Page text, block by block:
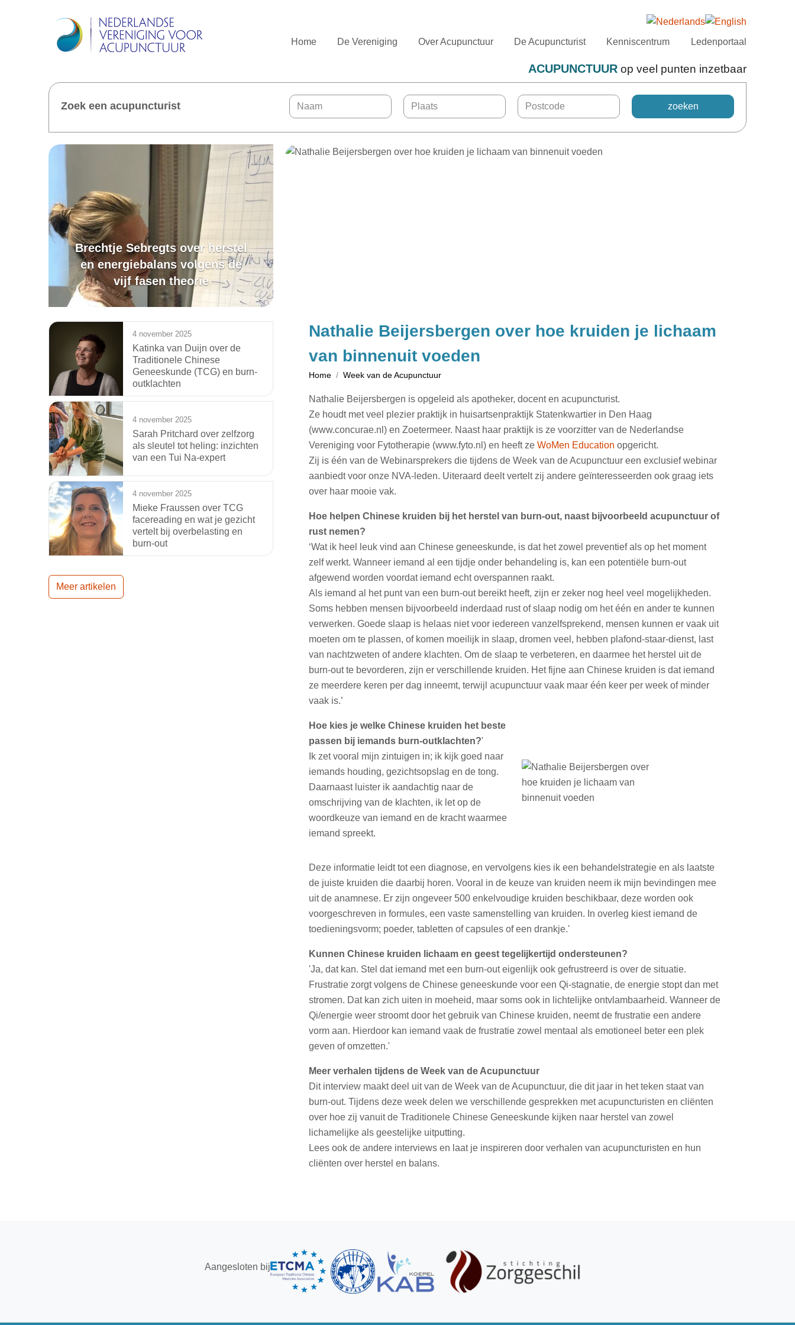
Home De Vereniging Over Acupunctuur De Acupuncturist Kenniscentrum Ledenportaal
ACUPUNCTUURop veel punten inzetbaar
Zoek een acupuncturist
Brechtje Sebregts over herstel
en energiebalans volgens de
vijf fasen theorie
4 november 2025
Katinka van Duijn over de
Traditionele Chinese
Geneeskunde (TCG) en burn-
outklachten
4 november 2025
Sarah Pritchard over zelfzorg
als sleutel tot heling: inzichten
van een Tui Na-expert
4 november 2025
Mieke Fraussen over TCG
facereading en wat je gezicht
vertelt bij overbelasting en
burn-out
Meer artikelen
Nathalie Beijersbergen over hoe kruiden je lichaam
van binnenuit voeden
Home Week van de Acupunctuur
Nathalie Beijersbergen is opgeleid als apotheker, docent en acupuncturist.
Ze houdt met veel plezier praktijk in huisartsenpraktijk Statenkwartier in Den Haag
(www.concurae.nl) en Zoetermeer. Naast haar praktijk is ze voorzitter van de Nederlandse
Vereniging voor Fytotherapie (www.fyto.nl) en heeft zeWoMen Education opgericht.
Zij is één van de Webinarsprekers die tijdens de Week van de Acupunctuur een exclusief webinar
aanbiedt voor onze NVA-leden. Uiteraard deelt vertelt zij andere geïnteresseerden ook graag iets
over haar mooie vak.
Hoe helpen Chinese kruiden bij het herstel van burn-out, naast bijvoorbeeld acupunctuur of
rust nemen?
‘Wat ik heel leuk vind aan Chinese geneeskunde, is dat het zowel preventief als op het moment
zelf werkt. Wanneer iemand al een tijdje onder behandeling is, kan een potentiële burn-out
afgewend worden voordat iemand echt overspannen raakt.
Als iemand al het punt van een burn-out bereikt heeft, zijn er zeker nog heel veel mogelijkheden.
Soms hebben mensen bijvoorbeeld inderdaad rust of slaap nodig om het één en ander te kunnen
verwerken. Goede slaap is helaas niet voor iedereen vanzelfsprekend, mensen kunnen er vaak uit
moeten om te plassen, of komen moeilijk in slaap, dromen veel, hebben plafond-staar-dienst, last
van nachtzweten of andere klachten. Om de slaap te verbeteren, en daarmee het herstel uit de
burn-out te bevorderen, zijn er verschillende kruiden. Het fijne aan Chinese kruiden is dat iemand
ze meerdere keren per dag inneemt, terwijl acupunctuur vaak maar één keer per week of minder
vaak is.’
Hoe kies je welke Chinese kruiden het beste
passen bij iemands burn-outklachten?'
Ik zet vooral mijn zintuigen in; ik kijk goed naar
iemands houding, gezichtsopslag en de tong.
Daarnaast luister ik aandachtig naar de
omschrijving van de klachten, ik let op de
woordkeuze van iemand en de kracht waarmee
iemand spreekt.
Deze informatie leidt tot een diagnose, en vervolgens kies ik een behandelstrategie en als laatste
de juiste kruiden die daarbij horen. Vooral in de keuze van kruiden neem ik mijn bevindingen mee
uit de anamnese. Er zijn ongeveer 500 enkelvoudige kruiden beschikbaar, deze worden ook
voorgeschreven in formules, een vaste samenstelling van kruiden. In overleg kiest iemand de
toedieningsvorm; poeder, tabletten of capsules of een drankje.'
Kunnen Chinese kruiden lichaam en geest tegelijkertijd ondersteunen?
'Ja, dat kan. Stel dat iemand met een burn-out eigenlijk ook gefrustreerd is over de situatie.
Frustratie zorgt volgens de Chinese geneeskunde voor een Qi-stagnatie, de energie stopt dan met
stromen. Dat kan zich uiten in moeheid, maar soms ook in lichtelijke ontvlambaarheid. Wanneer de
Qi/energie weer stroomt door het gebruik van Chinese kruiden, neemt de frustratie een andere
vorm aan. Hierdoor kan iemand vaak de frustratie zowel mentaal als emotioneel beter een plek
geven of omzetten.'
Meer verhalen tijdens de Week van de Acupunctuur
Dit interview maakt deel uit van de Week van de Acupunctuur, die dit jaar in het teken staat van
burn-out. Tijdens deze week delen we verschillende gesprekken met acupuncturisten en cliënten
over hoe zij vanuit de Traditionele Chinese Geneeskunde kijken naar herstel van zowel
lichamelijke als geestelijke uitputting.
Lees ook de andere interviews en laat je inspireren door verhalen van acupuncturisten en hun
cliënten over herstel en balans.
Aangesloten bij